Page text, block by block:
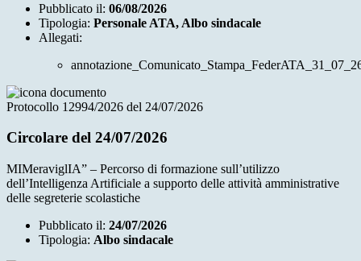
Pubblicato il: 06/08/2026
Tipologia: Personale ATA, Albo sindacale
Allegati:
Protocollo 12994/2026 del 24/07/2026
Circolare del 24/07/2026
MIMeraviglIA” – Percorso di formazione sull’utilizzo
dell’Intelligenza Artificiale a supporto delle attività amministrative
delle segreterie scolastiche
Pubblicato il: 24/07/2026
Tipologia: Albo sindacale